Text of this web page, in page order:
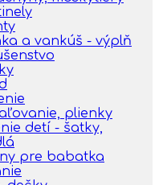
a vankúš - výplň
plienky
detí - šatky,
pre babatka